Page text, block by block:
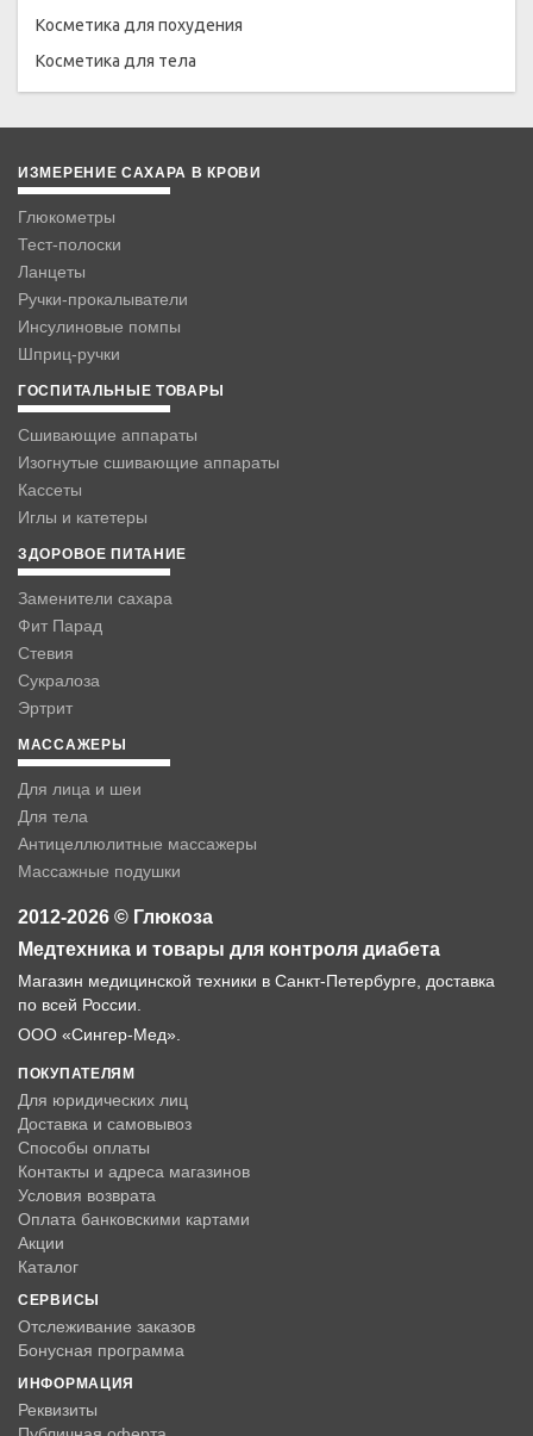
Косметика для похудения
Косметика для тела
ИЗМЕРЕНИЕ САХАРА В КРОВИ
Глюкометры
Тест-полоски
Ланцеты
Ручки-прокалыватели
Инсулиновые помпы
Шприц-ручки
ГОСПИТАЛЬНЫЕ ТОВАРЫ
Сшивающие аппараты
Изогнутые сшивающие аппараты
Кассеты
Иглы и катетеры
ЗДОРОВОЕ ПИТАНИЕ
Заменители сахара
Фит Парад
Стевия
Сукралоза
Эртрит
МАССАЖЕРЫ
Для лица и шеи
Для тела
Антицеллюлитные массажеры
Массажные подушки
2012-2026 © Глюкоза
Медтехника и товары для контроля диабета
Магазин медицинской техники в Санкт-Петербурге, доставка
по всей России.
ООО «Сингер-Мед».
ПОКУПАТЕЛЯМ
Для юридических лиц
Доставка и самовывоз
Способы оплаты
Контакты и адреса магазинов
Условия возврата
Оплата банковскими картами
Акции
Каталог
СЕРВИСЫ
Отслеживание заказов
Бонусная программа
ИНФОРМАЦИЯ
Реквизиты